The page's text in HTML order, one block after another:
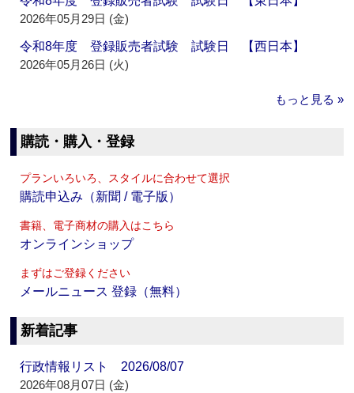
2026年05月29日 (金)
令和8年度 登録販売者試験 試験日 【西日本】
2026年05月26日 (火)
もっと見る »
購読・購入・登録
プランいろいろ、スタイルに合わせて選択
購読申込み（新聞 / 電子版）
書籍、電子商材の購入はこちら
オンラインショップ
まずはご登録ください
メールニュース 登録（無料）
新着記事
行政情報リスト 2026/08/07
2026年08月07日 (金)